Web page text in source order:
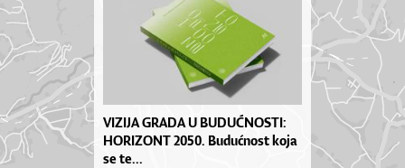
VI­ZI­JA GRA­DA U BU­DU­ĆNOS­TI:
HO­RI­ZO­NT 2050. Bu­du­ćno­st ko­ja
se te­...